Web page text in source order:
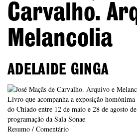
Carvalho.
Melancolia
ADELAIDE GINGA
Livro que acompanha a exposição
do Chiado entre 12 de maio e 28 de agosto
programação da Sala Sonae
Resumo / Comentário